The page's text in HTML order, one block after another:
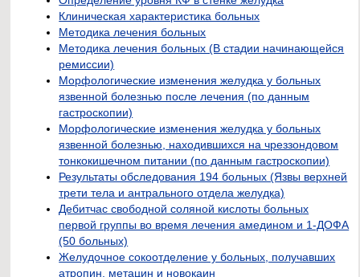
Клиническая характеристика больных
Методика лечения больных
Методика лечения больных (В стадии начинающейся
ремиссии)
Морфологические изменения желудка у больных
язвенной болезнью после лечения (по данным
гастроскопии)
Морфологические изменения желудка у больных
язвенной болезнью, находившихся на чреззондовом
тонкокишечном питании (по данным гастроскопии)
Результаты обследования 194 больных (Язвы верхней
трети тела и антрального отдела желудка)
Дебитчас свободной соляной кислоты больных
первой группы во время лечения амедином и 1-ДОФА
(50 больных)
Желудочное сокоотделение у больных, получавших
атропин, метацин и новокаин